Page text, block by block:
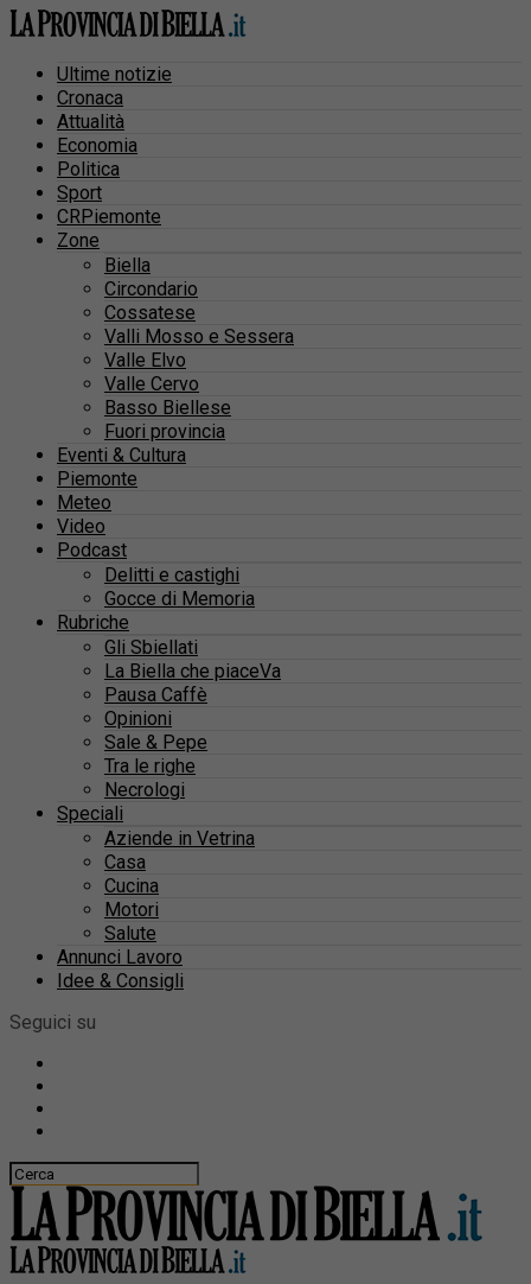
Ultime notizie
Cronaca
Attualità
Economia
Politica
Sport
CRPiemonte
Zone
Biella
Circondario
Cossatese
Valli Mosso e Sessera
Valle Elvo
Valle Cervo
Basso Biellese
Fuori provincia
Eventi & Cultura
Piemonte
Meteo
Video
Podcast
Delitti e castighi
Gocce di Memoria
Rubriche
Gli Sbiellati
La Biella che piaceVa
Pausa Caffè
Opinioni
Sale & Pepe
Tra le righe
Necrologi
Speciali
Aziende in Vetrina
Casa
Cucina
Motori
Salute
Annunci Lavoro
Idee & Consigli
Seguici su